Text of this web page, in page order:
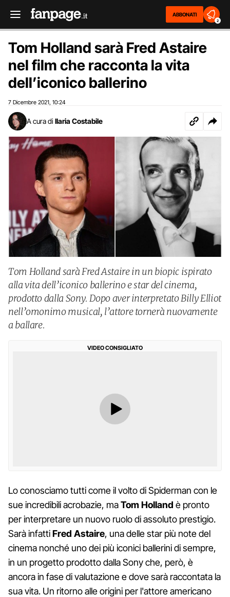
ABBONATI
2
Tom Holland sarà Fred Astaire
nel film che racconta la vita
dell’iconico ballerino
7 Dicembre 2021 10:24
A cura di Ilaria Costabile
Tom Holland sarà Fred Astaire in un biopic ispirato
alla vita dell’iconico ballerino e star del cinema,
prodotto dalla Sony. Dopo aver interpretato Billy Elliot
nell’omonimo musical, l’attore tornerà nuovamente
a ballare.
VIDEO CONSIGLIATO
Lo conosciamo tutti come il volto di Spiderman con le
sue incredibili acrobazie, maTom Holland è pronto
per interpretare un nuovo ruolo di assoluto prestigio.
Sarà infattiFred Astaire, una delle star più note del
cinema nonché uno dei più iconici ballerini di sempre,
in un progetto prodotto dalla Sony che, però, è
ancora in fase di valutazione e dove sarà raccontata la
sua vita. Un ritorno alle origini per l'attore americano